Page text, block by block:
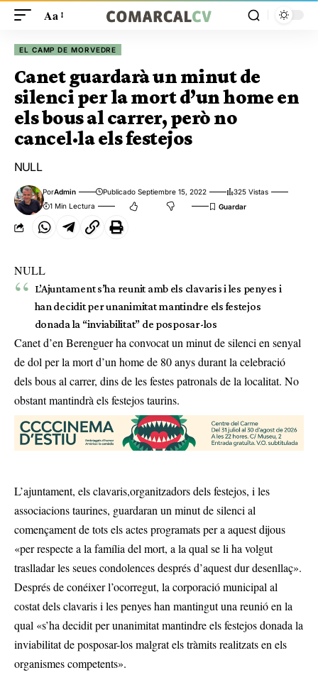
Aa
EL CAMP DE MORVEDRE
Canet guardarà un minut de
silenci per la mort d’un home en
els bous al carrer, però no
cancel·la els festejos
NULL
PorAdmin Publicado Septiembre 15, 2022
325 Vistas
1 Min Lectura
NULL
L’Ajuntament s’ha reunit amb els clavaris i les penyes i
han decidit per unanimitat mantindre els festejos
donada la “inviabilitat” de posposar-los
Canet d’en Berenguer ha convocat un minut de silenci en senyal
de dol per la mort d’un home de 80 anys durant la celebració
dels bous al carrer, dins de les festes patronals de la localitat. No
obstant mantindrà els festejos taurins.
L’ajuntament, els clavaris,organitzadors dels festejos, i les
associacions taurines, guardaran un minut de silenci al
començament de tots els actes programats per a aquest dijous
«per respecte a la família del mort, a la qual se li ha volgut
traslladar les seues condolences després d’aquest dur desenllaç».
Després de conéixer l’ocorregut, la corporació municipal al
costat dels clavaris i les penyes han mantingut una reunió en la
qual «s’ha decidit per unanimitat mantindre els festejos donada la
inviabilitat de posposar-los malgrat els tràmits realitzats en els
organismes competents».